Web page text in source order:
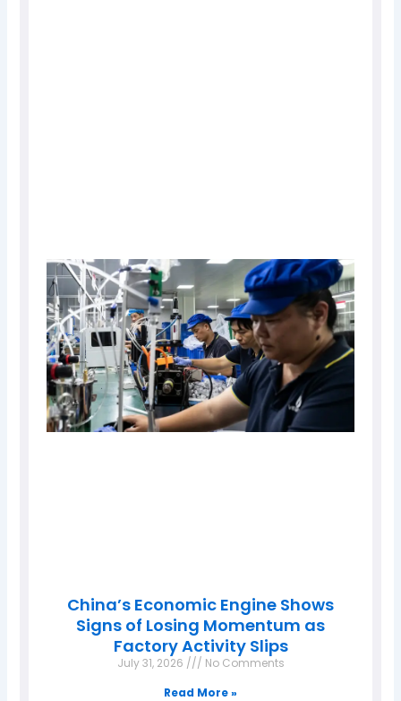
China’s Economic Engine Shows
Signs of Losing Momentum as
Factory Activity Slips
July 31, 2026
No Comments
Read More »